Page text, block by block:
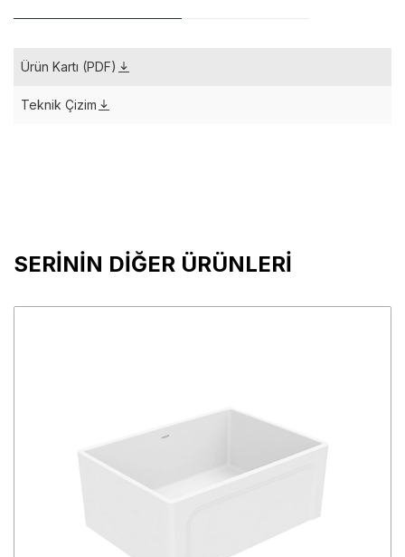
Ürün Kartı (PDF)
Teknik Çizim
SERİNİN DİĞER ÜRÜNLERİ